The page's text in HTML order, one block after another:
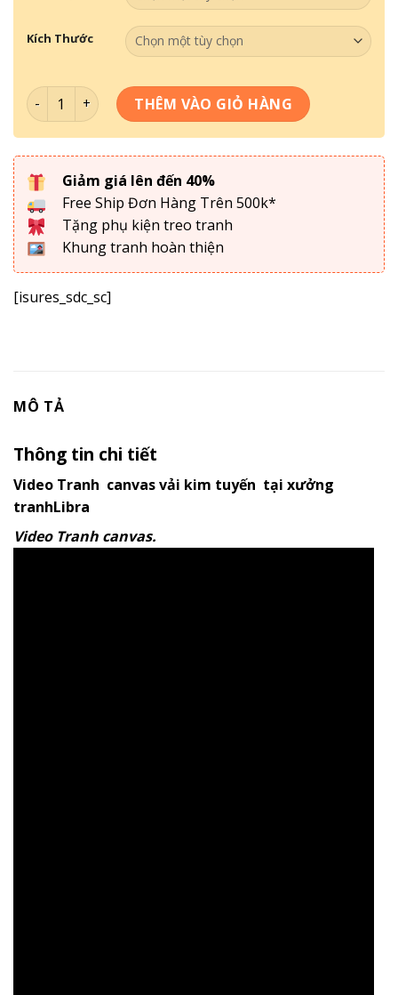
Kích Thước
Tranh Động Lực - Nếu muốn sẽ tìm ra giải pháp nếu
THÊM VÀO GIỎ HÀNG
Giảm giá lên đến 40%
Free Ship Đơn Hàng Trên 500k*
Tặng phụ kiện treo tranh
Khung tranh hoàn thiện
[isures_sdc_sc]
MÔ TẢ
Thông tin chi tiết
Video Tranh canvas vải kim tuyến tại xưởng
tranhLibra
Video Tranh canvas.